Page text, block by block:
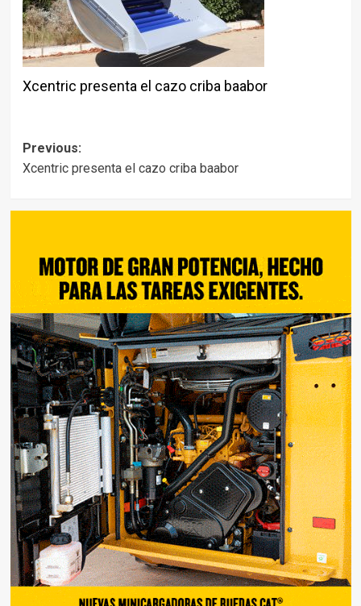
Xcentric presenta el cazo criba baabor
Post
navigation
Previous:
Xcentric presenta el cazo criba baabor